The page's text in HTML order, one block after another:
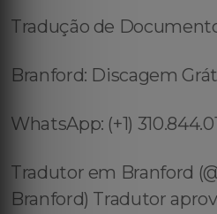
Tradução de
Branford: Discagem
WhatsApp: (+1)
Tradutor em Branford
Branford) Tradutor